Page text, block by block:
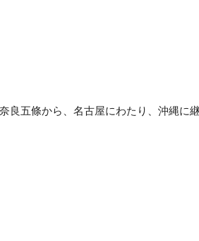
良五條から、名古屋にわたり、沖縄に